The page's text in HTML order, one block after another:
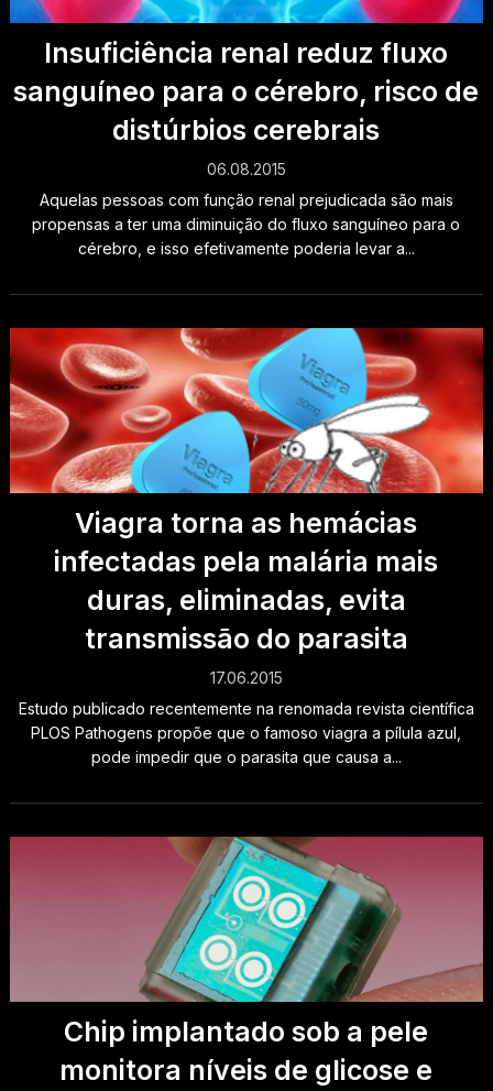
Insuficiência renal reduz fluxo
sanguíneo para o cérebro, risco de
distúrbios cerebrais
06.08.2015
Aquelas pessoas com função renal prejudicada são mais
propensas a ter uma diminuição do fluxo sanguíneo para o
cérebro, e isso efetivamente poderia levar a...
Viagra torna as hemácias
infectadas pela malária mais
duras, eliminadas, evita
transmissão do parasita
17.06.2015
Estudo publicado recentemente na renomada revista científica
PLOS Pathogens propõe que o famoso viagra a pílula azul,
pode impedir que o parasita que causa a...
Chip implantado sob a pele
monitora níveis de glicose e